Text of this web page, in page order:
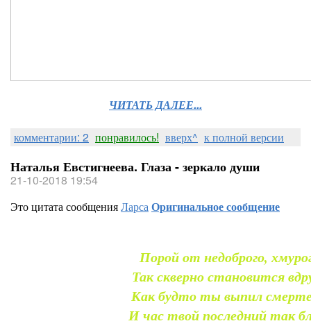
ЧИТАТЬ ДАЛЕЕ...
комментарии: 2 понравилось! вверх^ к полной версии
Наталья Евстигнеева. Глаза - зеркало души
21-10-2018 19:54
Это цитата сообщенияЛарсаОригинальное сообщение
Порой от недоброго,
Так скверно становится
Как будто ты выпил
И час твой последний так